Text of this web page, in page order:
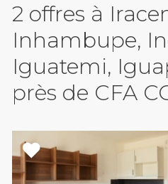
2 offres à
Inhambupe,
Iguatemi,
près de CFA